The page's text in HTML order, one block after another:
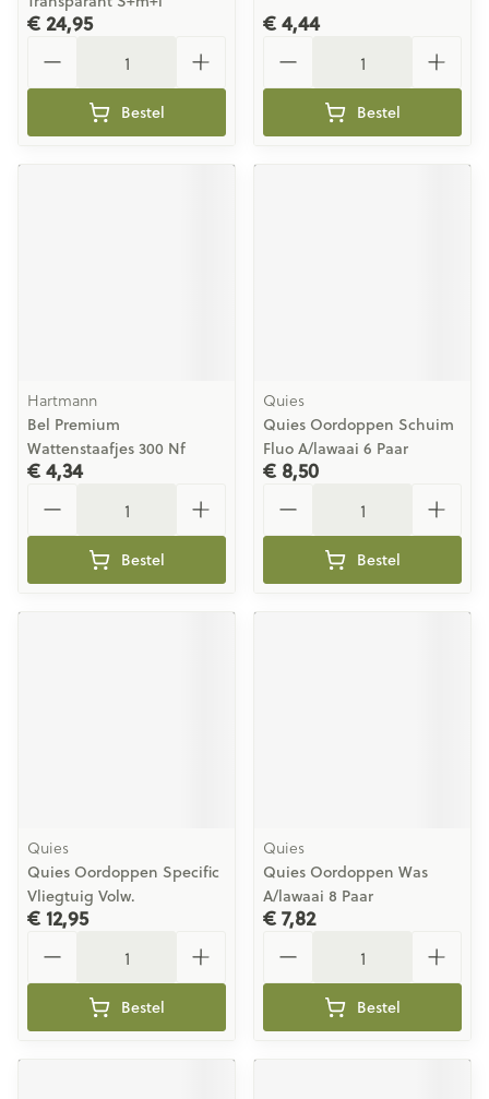
€ 24,95
Bestel
€ 4,44
Bestel
Hartmann
Bel Premium
Wattenstaafjes 300 Nf
€ 4,34
Bestel
Quies
Quies Oordoppen Schuim
Fluo A/lawaai 6 Paar
€ 8,50
Bestel
Quies
Quies Oordoppen Specific
Vliegtuig Volw.
€ 12,95
Bestel
Quies
Quies Oordoppen Was
A/lawaai 8 Paar
€ 7,82
Bestel